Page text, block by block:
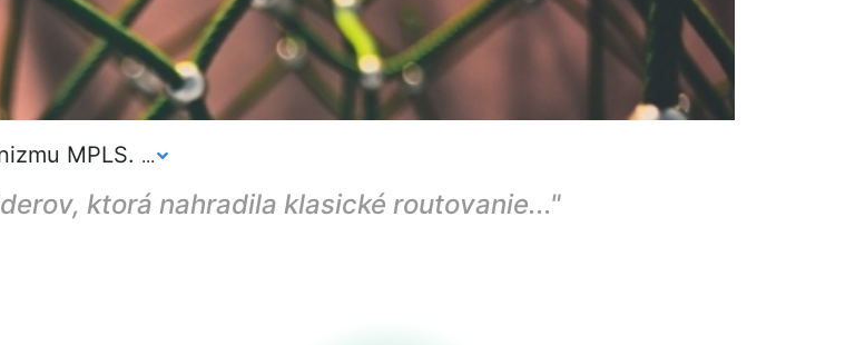
MPLS. ...
ktorá nahradila klasické routovanie..."